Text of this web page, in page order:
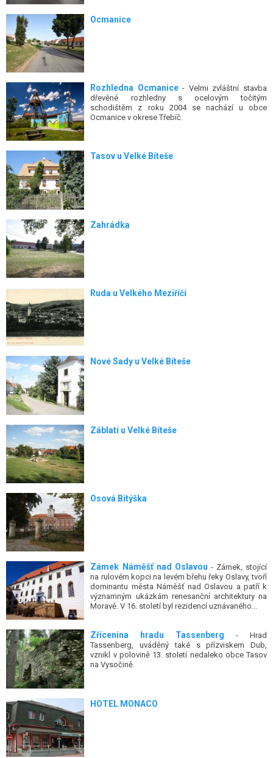
Ocmanice
Rozhledna Ocmanice- Velmi zvláštní stavba
dřevěné rozhledny s ocelovým točitým
schodištěm z roku 2004 se nachází u obce
Ocmanice v okrese Třebíč.
Tasov u Velké Bíteše
Zahrádka
Ruda u Velkého Meziříčí
Nové Sady u Velké Bíteše
Záblatí u Velké Bíteše
Osová Bítýška
Zámek Náměšť nad Oslavou - Zámek, stojící
na rulovém kopci na levém břehu řeky Oslavy, tvoří
dominantu města Náměšť nad Oslavou a patří k
významným ukázkám renesanční architektury na
Moravě. V 16. století byl rezidencí uznávaného...
Zřícenina hradu Tassenberg - Hrad
Tassenberg, uváděný také s přízviskem Dub,
vznikl v polovině 13. století nedaleko obce Tasov
na Vysočině.
HOTEL MONACO